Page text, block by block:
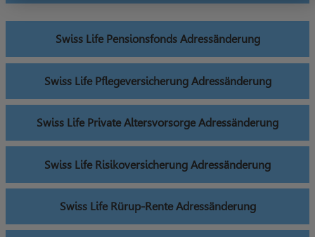
Swiss Life Pensionsfonds Adressänderung
Swiss Life Pflegeversicherung Adressänderung
Swiss Life Private Altersvorsorge Adressänderung
Swiss Life Risikoversicherung Adressänderung
Swiss Life Rürup-Rente Adressänderung